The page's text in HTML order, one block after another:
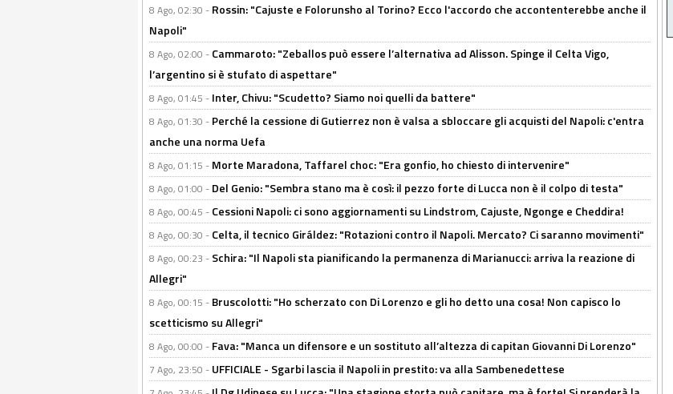
8 Ago, 02:30 - Rossin: "Cajuste e Folorunsho al Torino? Ecco l'accordo che accontenterebbe anche il
Napoli"
8 Ago, 02:00 - Cammaroto: "Zeballos può essere l’alternativa ad Alisson. Spinge il Celta Vigo,
l’argentino si è stufato di aspettare"
8 Ago, 01:45 - Inter, Chivu: "Scudetto? Siamo noi quelli da battere"
8 Ago, 01:30 - Perché la cessione di Gutierrez non è valsa a sbloccare gli acquisti del Napoli: c'entra
anche una norma Uefa
8 Ago, 01:15 - Morte Maradona, Taffarel choc: "Era gonfio, ho chiesto di intervenire"
8 Ago, 01:00 - Del Genio: "Sembra stano ma è così: il pezzo forte di Lucca non è il colpo di testa"
8 Ago, 00:45 - Cessioni Napoli: ci sono aggiornamenti su Lindstrom, Cajuste, Ngonge e Cheddira!
8 Ago, 00:30 - Celta, il tecnico Giráldez: "Rotazioni contro il Napoli. Mercato? Ci saranno movimenti"
8 Ago, 00:23 - Schira: "Il Napoli sta pianificando la permanenza di Marianucci: arriva la reazione di
Allegri"
8 Ago, 00:15 - Bruscolotti: "Ho scherzato con Di Lorenzo e gli ho detto una cosa! Non capisco lo
scetticismo su Allegri"
8 Ago, 00:00 - Fava: "Manca un difensore e un sostituto all’altezza di capitan Giovanni Di Lorenzo"
7 Ago, 23:50 - UFFICIALE - Sgarbi lascia il Napoli in prestito: va alla Sambenedettese